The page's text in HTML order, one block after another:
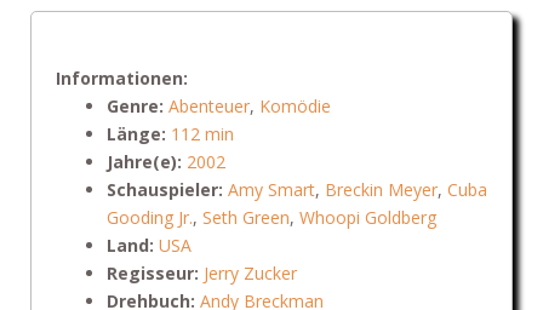
Informationen:
Genre: Abenteuer, Komödie
Länge: 112 min
Jahre(e): 2002
Schauspieler: Amy Smart, Breckin Meyer, Cuba
Gooding Jr., Seth Green, Whoopi Goldberg
Land: USA
Regisseur: Jerry Zucker
Drehbuch: Andy Breckman